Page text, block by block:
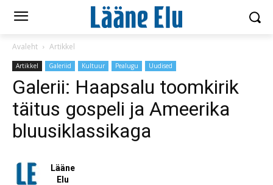
Avaleht Artikkel
Artikkel Galeriid Kultuur Pealugu Uudised
Galerii: Haapsalu toomkirik
täitus gospeli ja Ameerika
bluusiklassikaga
Lääne
Elu